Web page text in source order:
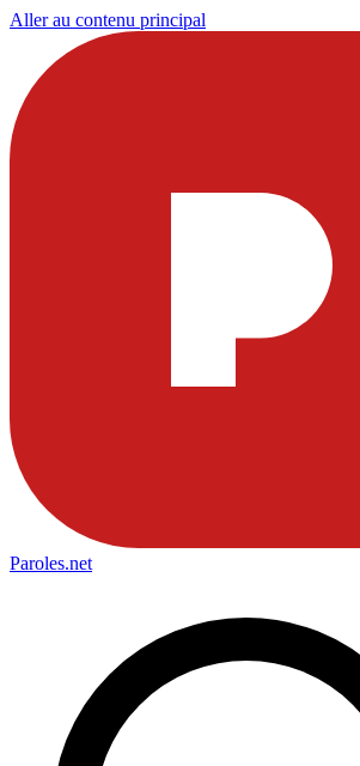
Aller au contenu principal
Paroles.net